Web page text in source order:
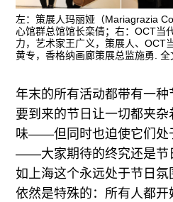
关注我们
左：策展人玛丽娅（Mariagrazia
心馆群总馆馆长栾倩；右：OCT当
力，艺术家王广义，策展人、OCT
黄专，香格纳画廊策展总监施勇.
年末的所有活动都带有一
要到来的节日让一切都夹
味——但同时也迫使它们处
——大家期待的终究还是节
如上海这个永远处于节日
依然是特殊的：所有人都